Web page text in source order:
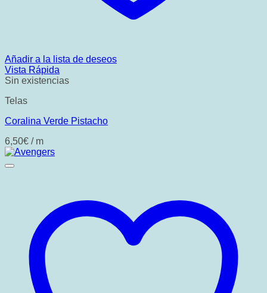
Añadir a la lista de deseos
Vista Rápida
Sin existencias
Telas
Coralina Verde Pistacho
6,50€ / m